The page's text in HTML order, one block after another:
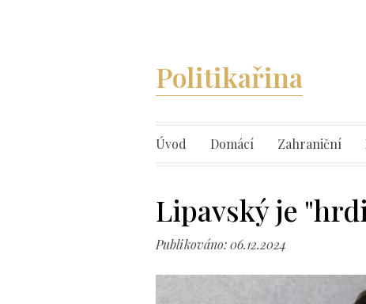
Politikařina
Úvod Domácí Zahraniční
Lipavský je
Publikováno: 06.12.2024